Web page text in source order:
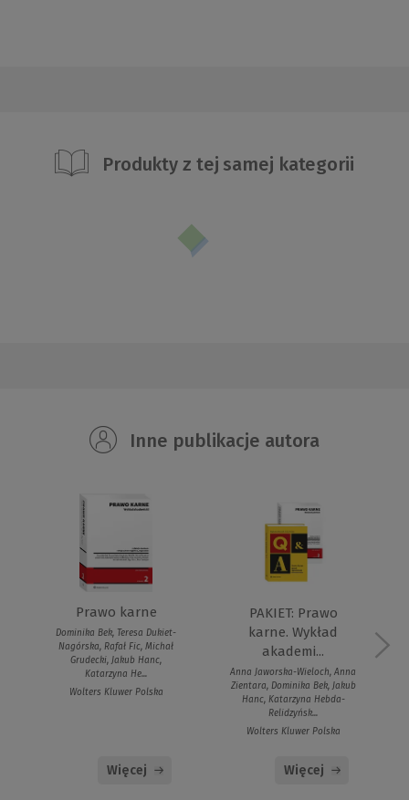
Produkty z tej samej kategorii
Inne publikacje autora
Prawo karne
Dominika Bek, Teresa Dukiet-
Nagórska, Rafał Fic, Michał
Grudecki, Jakub Hanc,
Katarzyna He...
Wolters Kluwer Polska
Więcej
PAKIET: Prawo
karne. Wykład
akademi...
Anna Jaworska-Wieloch, Anna
Zientara, Dominika Bek, Jakub
Hanc, Katarzyna Hebda-
Relidzyńsk...
Wolters Kluwer Polska
Więcej